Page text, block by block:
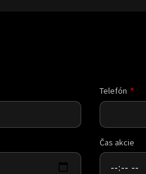
Telefón
Čas akcie